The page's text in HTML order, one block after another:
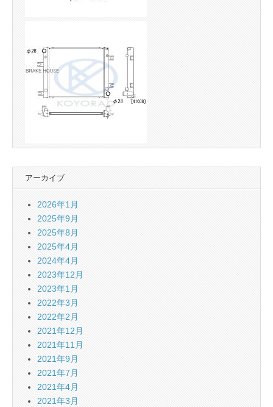
アーカイブ
2026年1月
2025年9月
2025年8月
2025年4月
2024年4月
2023年12月
2023年1月
2022年3月
2022年2月
2021年12月
2021年11月
2021年9月
2021年7月
2021年4月
2021年3月